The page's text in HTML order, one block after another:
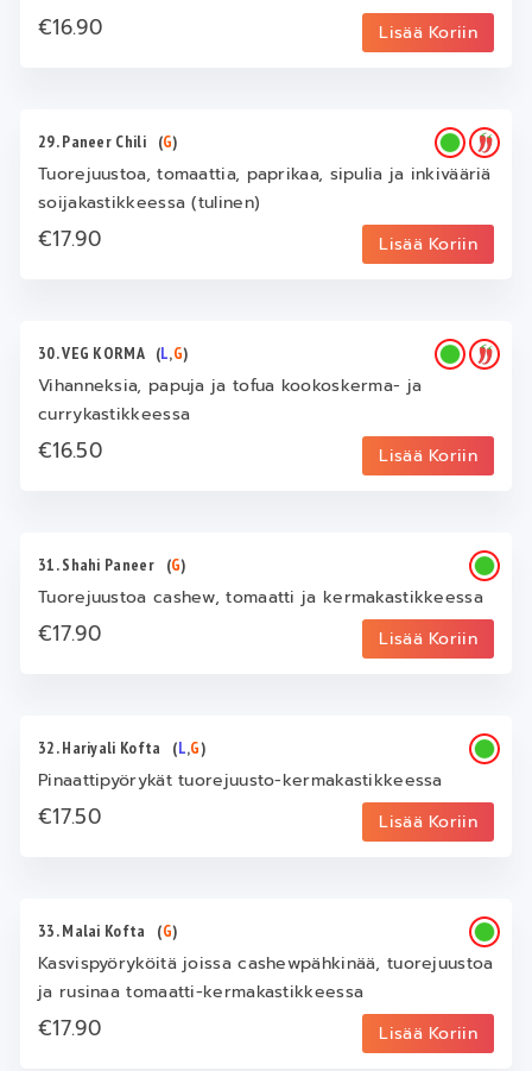
€16.90 Lisää Koriin
29. Paneer Chili (G)
Tuorejuustoa, tomaattia, paprikaa, sipulia ja inkivääriä
soijakastikkeessa (tulinen)
€17.90 Lisää Koriin
30. VEG KORMA (L,G)
Vihanneksia, papuja ja tofua kookoskerma- ja
currykastikkeessa
€16.50 Lisää Koriin
31. Shahi Paneer (G)
Tuorejuustoa cashew, tomaatti ja kermakastikkeessa
€17.90 Lisää Koriin
32. Hariyali Kofta (L,G)
Pinaattipyörykät tuorejuusto-kermakastikkeessa
€17.50 Lisää Koriin
33. Malai Kofta (G)
Kasvispyöryköitä joissa cashewpähkinää, tuorejuustoa
ja rusinaa tomaatti-kermakastikkeessa
€17.90 Lisää Koriin